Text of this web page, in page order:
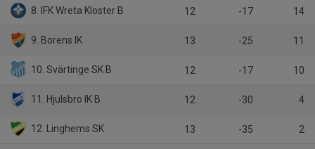
8. IFK Wreta Kloster B 12 -17 14
9. Borens IK 13 -25 11
10. Svärtinge SK B 12 -17 10
11. Hjulsbro IK B 12 -30 4
12. Linghems SK 13 -35 2